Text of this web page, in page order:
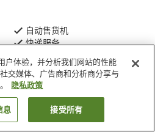
自动售货机
快递服务
鸣门皇冠山酒店（BBH酒店集团）
索客房
户体验，并分析我们网站的性能
交媒体、广告商和分析商分享与
隐私政策
息 接受所有